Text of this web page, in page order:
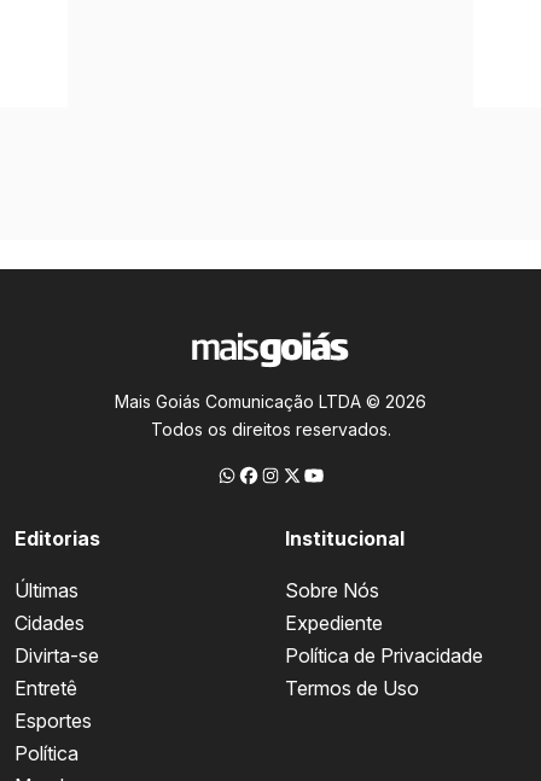
Mais Goiás Comunicação LTDA © 2026
Todos os direitos reservados.
Editorias
Últimas
Cidades
Divirta-se
Entretê
Esportes
Política
Institucional
Sobre Nós
Expediente
Política de Privacidade
Termos de Uso